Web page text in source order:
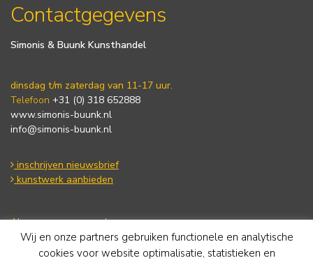
Contactgegevens
Simonis & Buunk Kunsthandel
dinsdag t/m zaterdag van 11-17 uur.
Telefoon +31 (0) 318 652888
www.simonis-buunk.nl
info@simonis-buunk.nl
inschrijven nieuwsbrief
kunstwerk aanbieden
Algemene voorwaarden
Privacy statement
Cookie Policy
Wij en onze partners gebruiken functionele en analytische
cookies voor website optimalisatie, statistieken en